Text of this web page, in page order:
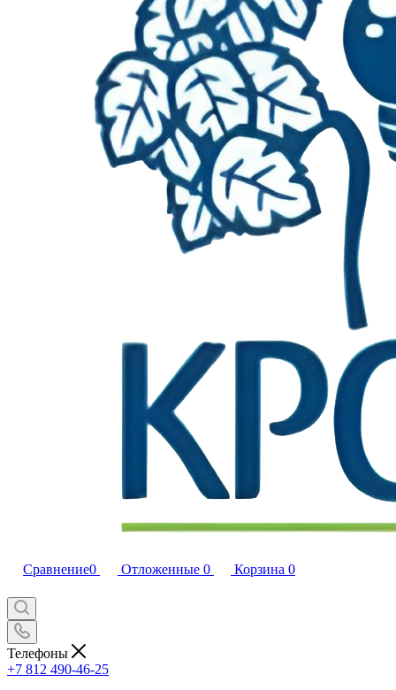
Сравнение0 Отложенные 0 Корзина 0
Телефоны
+7 812 490-46-25